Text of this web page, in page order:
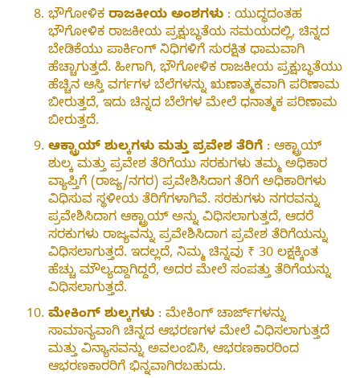
ಭೌಗೋಳಿಕ ರಾಜಕೀಯ ಅಂಶಗಳು : ಯುದ್ಧದಂತಹ
ಭೌಗೋಳಿಕ ರಾಜಕೀಯ ಪ್ರಕ್ಷುಬ್ಧತೆಯ ಸಮಯದಲ್ಲಿ, ಚಿನ್ನದ
ಬೇಡಿಕೆಯು ಪಾರ್ಕಿಂಗ್ ನಿಧಿಗಳಿಗೆ ಸುರಕ್ಷಿತ ಧಾಮವಾಗಿ
ಹೆಚ್ಚಾಗುತ್ತದೆ. ಹೀಗಾಗಿ, ಭೌಗೋಳಿಕ ರಾಜಕೀಯ ಪ್ರಕ್ಷುಬ್ಧತೆಯು
ಹೆಚ್ಚಿನ ಆಸ್ತಿ ವರ್ಗಗಳ ಬೆಲೆಗಳನ್ನು ಋಣಾತ್ಮಕವಾಗಿ ಪರಿಣಾಮ
ಬೀರುತ್ತದೆ, ಇದು ಚಿನ್ನದ ಬೆಲೆಗಳ ಮೇಲೆ ಧನಾತ್ಮಕ ಪರಿಣಾಮ
ಬೀರುತ್ತದೆ.
ಆಕ್ಟ್ರಾಯ್ ಶುಲ್ಕಗಳು ಮತ್ತು ಪ್ರವೇಶ ತೆರಿಗೆ : ಆಕ್ಟ್ರಾಯ್
ಶುಲ್ಕ ಮತ್ತು ಪ್ರವೇಶ ತೆರಿಗೆಯು ಸರಕುಗಳು ತಮ್ಮ ಅಧಿಕಾರ
ವ್ಯಾಪ್ತಿಗೆ (ರಾಜ್ಯ/ನಗರ) ಪ್ರವೇಶಿಸಿದಾಗ ತೆರಿಗೆ ಅಧಿಕಾರಿಗಳು
ವಿಧಿಸುವ ಸ್ಥಳೀಯ ತೆರಿಗೆಗಳಾಗಿವೆ. ಸರಕುಗಳು ನಗರವನ್ನು
ಪ್ರವೇಶಿಸಿದಾಗ ಆಕ್ಟ್ರಾಯ್ ಅನ್ನು ವಿಧಿಸಲಾಗುತ್ತದೆ, ಆದರೆ
ಸರಕುಗಳು ರಾಜ್ಯವನ್ನು ಪ್ರವೇಶಿಸಿದಾಗ ಪ್ರವೇಶ ತೆರಿಗೆಯನ್ನು
ವಿಧಿಸಲಾಗುತ್ತದೆ. ಇದಲ್ಲದೆ, ನಿಮ್ಮ ಚಿನ್ನವು ₹ 30 ಲಕ್ಷಕ್ಕಿಂತ
ಹೆಚ್ಚು ಮೌಲ್ಯದ್ದಾಗಿದ್ದರೆ, ಅದರ ಮೇಲೆ ಸಂಪತ್ತು ತೆರಿಗೆಯನ್ನು
ವಿಧಿಸಲಾಗುತ್ತದೆ.
ಮೇಕಿಂಗ್ ಶುಲ್ಕಗಳು : ಮೇಕಿಂಗ್ ಚಾರ್ಜ್‌ಗಳನ್ನು
ಸಾಮಾನ್ಯವಾಗಿ ಚಿನ್ನದ ಆಭರಣಗಳ ಮೇಲೆ ವಿಧಿಸಲಾಗುತ್ತದೆ
ಮತ್ತು ವಿನ್ಯಾಸವನ್ನು ಅವಲಂಬಿಸಿ, ಆಭರಣಕಾರರಿಂದ
ಆಭರಣಕಾರರಿಗೆ ಭಿನ್ನವಾಗಿರಬಹುದು.